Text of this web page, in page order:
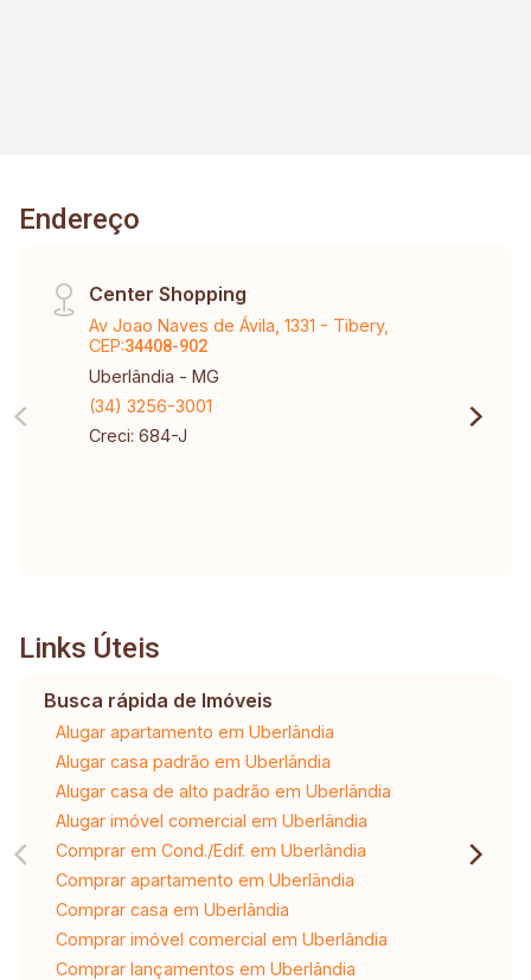
Endereço
Center Shopping
Av Joao Naves de Ávila, 1331 - Tibery,
CEP:34408-902
Uberlândia - MG
(34) 3256-3001
Creci: 684-J
Links Úteis
Busca rápida de Imóveis
Alugar apartamento em Uberlândia
Alugar casa padrão em Uberlândia
Alugar casa de alto padrão em Uberlândia
Alugar imóvel comercial em Uberlândia
Comprar em Cond./Edif. em Uberlândia
Comprar apartamento em Uberlândia
Comprar casa em Uberlândia
Comprar imóvel comercial em Uberlândia
Comprar lançamentos em Uberlândia